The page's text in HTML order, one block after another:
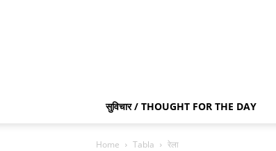
सुविचार / THOUGHT FOR THE DAY
Home Tabla रेला